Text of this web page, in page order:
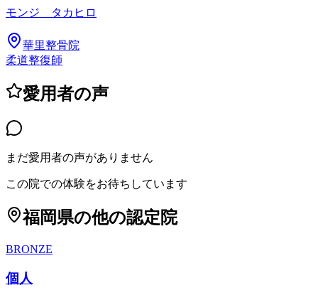
モンジ タカヒロ
華里整骨院
柔道整復師
愛用者の声
まだ愛用者の声がありません
この院での体験をお待ちしています
福岡県の他の認定院
BRONZE
個人